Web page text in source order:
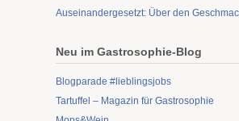
Auseinandergesetzt: Über den
Neu im Gastrosophie-Blog
Blogparade #lieblingsjobs
Tartuffel – Magazin für Gastrosophie